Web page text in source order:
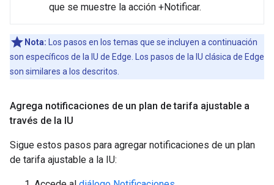
que se muestre la acción +Notificar.
Nota: Los pasos en los temas que se incluyen a continuación
son específicos de la IU de Edge. Los pasos de la IU clásica de Edge
son similares a los descritos.
Agrega notificaciones de un plan de tarifa ajustable a
través de la IU
Sigue estos pasos para agregar notificaciones de un plan
de tarifa ajustable a la IU: